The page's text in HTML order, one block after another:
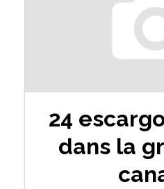
24
dans la